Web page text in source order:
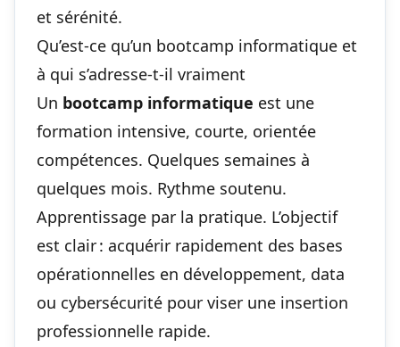
et sérénité.
Qu’est-ce qu’un bootcamp informatique et
à qui s’adresse-t-il vraiment
Un bootcamp informatique est une
formation intensive, courte, orientée
compétences. Quelques semaines à
quelques mois. Rythme soutenu.
Apprentissage par la pratique. L’objectif
est clair : acquérir rapidement des bases
opérationnelles en développement, data
ou cybersécurité pour viser une insertion
professionnelle rapide.